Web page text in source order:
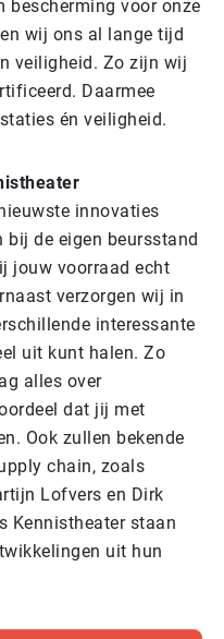
bescherming voor onze
wij ons al lange tijd
veiligheid. Zo zijn wij
Daarmee
én veiligheid.
innovaties
bij de eigen beursstand
jouw voorraad echt
verzorgen wij in
interessante
uit kunt halen. Zo
alles over
dat jij met
Ook zullen bekende
chain, zoals
Lofvers en Dirk
Kennistheater staan
uit hun